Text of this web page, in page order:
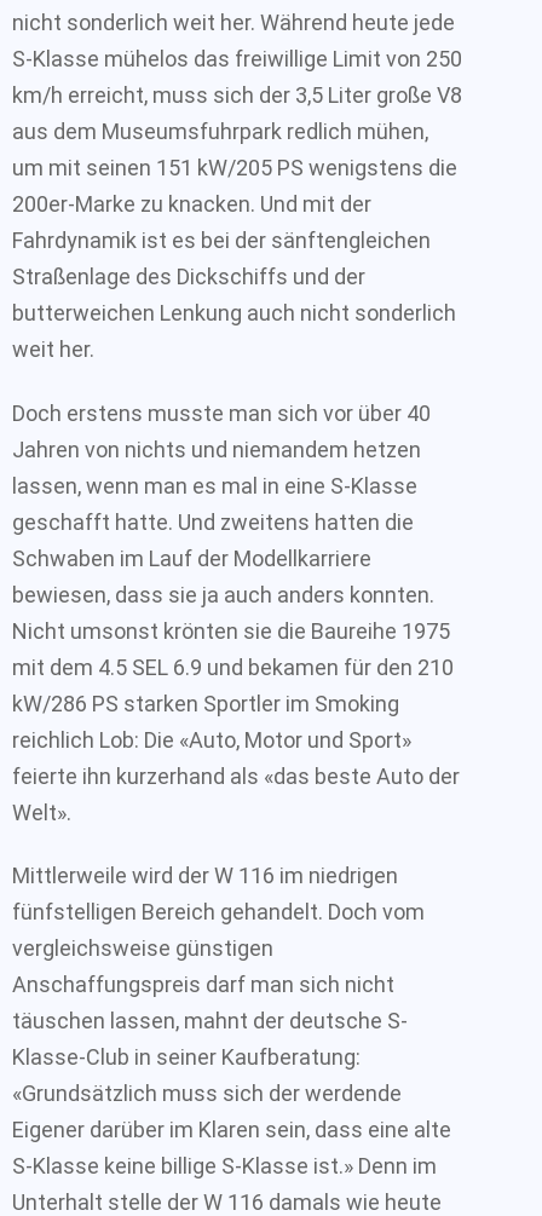
nicht sonderlich weit her. Während heute jede
S-Klasse mühelos das freiwillige Limit von 250
km/h erreicht, muss sich der 3,5 Liter große V8
aus dem Museumsfuhrpark redlich mühen,
um mit seinen 151 kW/205 PS wenigstens die
200er-Marke zu knacken. Und mit der
Fahrdynamik ist es bei der sänftengleichen
Straßenlage des Dickschiffs und der
butterweichen Lenkung auch nicht sonderlich
weit her.
Doch erstens musste man sich vor über 40
Jahren von nichts und niemandem hetzen
lassen, wenn man es mal in eine S-Klasse
geschafft hatte. Und zweitens hatten die
Schwaben im Lauf der Modellkarriere
bewiesen, dass sie ja auch anders konnten.
Nicht umsonst krönten sie die Baureihe 1975
mit dem 4.5 SEL 6.9 und bekamen für den 210
kW/286 PS starken Sportler im Smoking
reichlich Lob: Die «Auto, Motor und Sport»
feierte ihn kurzerhand als «das beste Auto der
Welt».
Mittlerweile wird der W 116 im niedrigen
fünfstelligen Bereich gehandelt. Doch vom
vergleichsweise günstigen
Anschaffungspreis darf man sich nicht
täuschen lassen, mahnt der deutsche S-
Klasse-Club in seiner Kaufberatung:
«Grundsätzlich muss sich der werdende
Eigener darüber im Klaren sein, dass eine alte
S-Klasse keine billige S-Klasse ist.» Denn im
Unterhalt stelle der W 116 damals wie heute